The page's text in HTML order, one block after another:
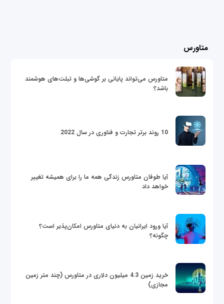
متاورس
متاورس می‌تواند پایانی بر گوشی‌ها و تبلت‌های هوشمند
باشد؟
10 روند برتر تجارت و فناوری در سال 2022
آیا طوفان متاورس زندگی همه ما را برای همیشه تغییر
خواهد داد
آیا ورود ایرانیان به دنیای متاورس امکان‌پذیر است؟
چگونه؟
خرید زمین 4.3 میلیون دلاری در متاورس (چند متر زمین
مجازی)